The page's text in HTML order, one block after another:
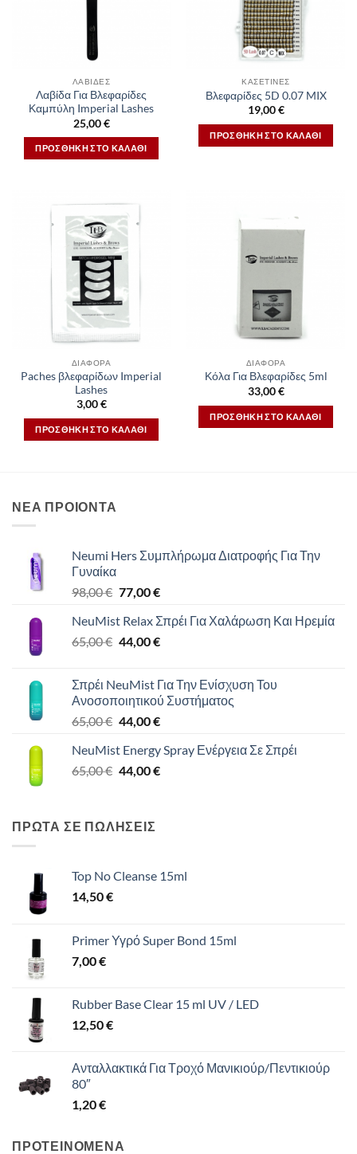
ΛΑΒΊΔΕΣ
Λαβίδα Για Βλεφαρίδες
Καμπύλη Imperial Lashes
25,00€
ΠΡΟΣΘΉΚΗ ΣΤΟ ΚΑΛΆΘΙ
ΚΑΣΕΤΊΝΕΣ
Βλεφαρίδες 5D 0.07 MIX
19,00€
ΠΡΟΣΘΉΚΗ ΣΤΟ ΚΑΛΆΘΙ
ΔΙΆΦΟΡΑ
Paches βλεφαρίδων Imperial
Lashes
3,00€
ΠΡΟΣΘΉΚΗ ΣΤΟ ΚΑΛΆΘΙ
ΔΙΆΦΟΡΑ
Κόλα Για Βλεφαρίδες 5ml
33,00€
ΠΡΟΣΘΉΚΗ ΣΤΟ ΚΑΛΆΘΙ
ΝΕΑ ΠΡΟΙΟΝΤΑ
Neumi Hers Συμπλήρωμα Διατροφής Για Την
Γυναίκα
98,00€ Original
was:
98,00 €.
77,00€Η
τιμή
είναι:
NeuMist Relax Σπρέι Για Χαλάρωση Και Ηρεμία
65,00€ Original
65,00 €.
44,00€Η
είναι:
44,00 €.
Σπρέι NeuMist Για Την Ενίσχυση Του
Ανοσοποιητικού Συστήματος
65,00€ Original
was:
65,00 €.
44,00€Η
τιμή
είναι:
NeuMist Energy Spray Ενέργεια Σε Σπρέι
65,00€ Original
65,00 €.
44,00€Η
ΠΡΩΤΑ ΣΕ ΠΩΛΗΣΕΙΣ
Top No Cleanse 15ml
14,50€
Primer Υγρό Super Bond 15ml
7,00€
Rubber Base Clear 15 ml UV / LED
12,50€
Ανταλλακτικά Για Τροχό Μανικιούρ/Πεντικιούρ
80″
1,20€
ΠΡΟΤΕΙΝΟΜΕΝΑ